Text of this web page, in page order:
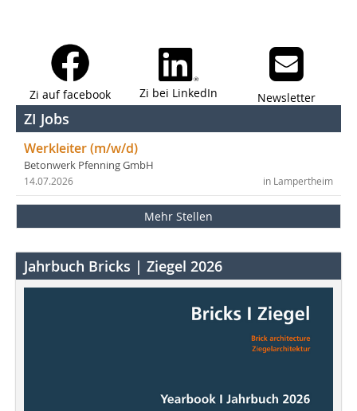
Zi auf facebook Zi bei LinkedIn Newsletter
ZI Jobs
Werkleiter (m/w/d)
Betonwerk Pfenning GmbH
in Lampertheim
14.07.2026
Mehr Stellen
Jahrbuch Bricks | Ziegel 2026